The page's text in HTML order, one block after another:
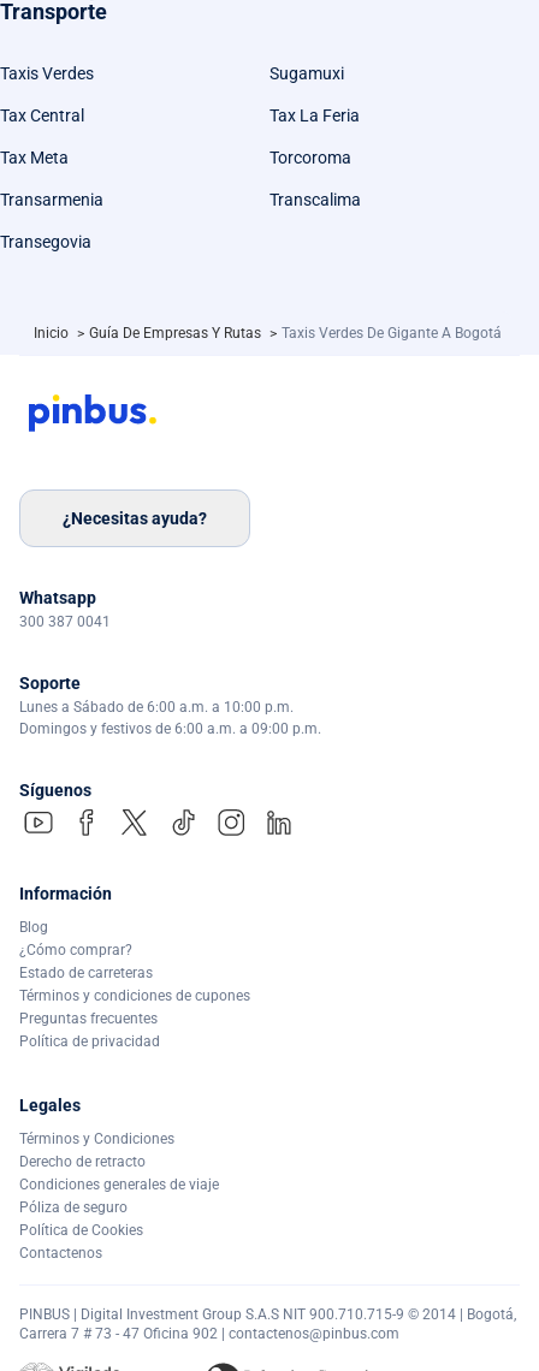
Transporte
Taxis Verdes Sugamuxi
Tax Central Tax La Feria
Tax Meta Torcoroma
Transarmenia Transcalima
Transegovia
Inicio > Guía De Empresas Y Rutas > Taxis Verdes De Gigante A Bogotá
¿Necesitas ayuda?
Whatsapp
300 387 0041
Soporte
Lunes a Sábado de 6:00 a.m. a 10:00 p.m.
Domingos y festivos de 6:00 a.m. a 09:00 p.m.
Síguenos
Información
Blog
¿Cómo comprar?
Estado de carreteras
Términos y condiciones de cupones
Preguntas frecuentes
Política de privacidad
Legales
Términos y Condiciones
Derecho de retracto
Condiciones generales de viaje
Póliza de seguro
Política de Cookies
Contactenos
PINBUS | Digital Investment Group S.A.S NIT 900.710.715-9 © 2014 | Bogotá,
Carrera 7 # 73 - 47 Oficina 902 | contactenos@pinbus.com